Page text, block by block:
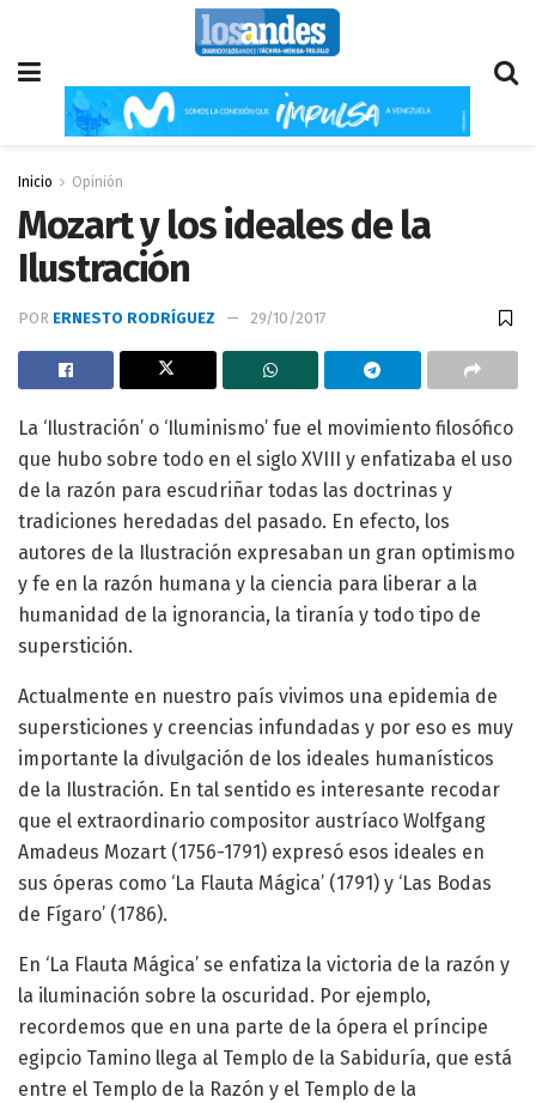
Inicio Opinión
Mozart y los ideales de la
Ilustración
POR ERNESTO RODRÍGUEZ 29/10/2017
La ‘Ilustración’ o ‘Iluminismo’ fue el movimiento filosófico
que hubo sobre todo en el siglo XVIII y enfatizaba el uso
de la razón para escudriñar todas las doctrinas y
tradiciones heredadas del pasado. En efecto, los
autores de la Ilustración expresaban un gran optimismo
y fe en la razón humana y la ciencia para liberar a la
humanidad de la ignorancia, la tiranía y todo tipo de
superstición.
Actualmente en nuestro país vivimos una epidemia de
supersticiones y creencias infundadas y por eso es muy
importante la divulgación de los ideales humanísticos
de la Ilustración. En tal sentido es interesante recodar
que el extraordinario compositor austríaco Wolfgang
Amadeus Mozart (1756-1791) expresó esos ideales en
sus óperas como ‘La Flauta Mágica’ (1791) y ‘Las Bodas
de Fígaro’ (1786).
En ‘La Flauta Mágica’ se enfatiza la victoria de la razón y
la iluminación sobre la oscuridad. Por ejemplo,
recordemos que en una parte de la ópera el príncipe
egipcio Tamino llega al Templo de la Sabiduría, que está
entre el Templo de la Razón y el Templo de la